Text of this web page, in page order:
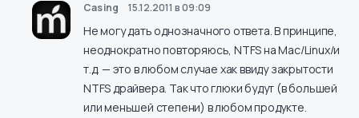
Casing 15.12.2011 в 09:09
Не могу дать однозначного ответа. В принципе,
неоднократно повторяюсь, NTFS на Mac/Linux/и
т.д. — это в любом случае хак ввиду закрытости
NTFS драйвера. Так что глюки будут (в большей
или меньшей степени) в любом продукте.